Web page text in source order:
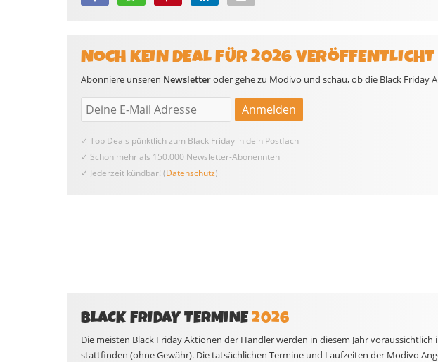
NOCH KEIN DEAL FÜR 2026 VERÖFFENTLICHT
Abonniere unseren Newsletteroder gehe zu Modivo und schau, ob die Black Friday
✓ Top Deals pünktlich zum Black Friday in dein Postfach
✓ Schon mehr als 150.000 Newsletter-Abonennten
✓ Jederzeit kündbar! (Datenschutz)
BLACK FRIDAY TERMINE2026
Die meisten Black Friday Aktionen der Händler werden in diesem Jahr
stattfinden (ohne Gewähr). Die tatsächlichen Termine und Laufzeiten der Modivo